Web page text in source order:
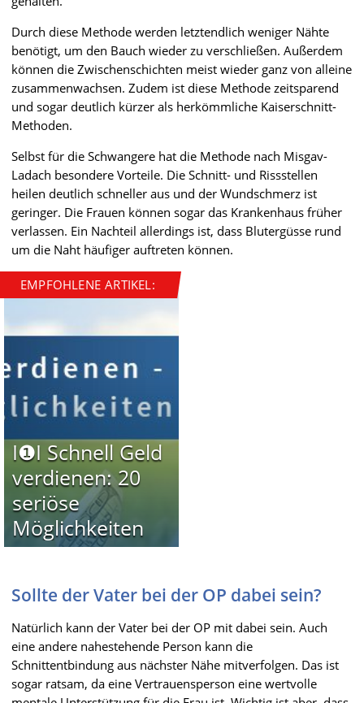
Durch diese Methode werden letztendlich weniger Nähte
benötigt, um den Bauch wieder zu verschließen. Außerdem
können die Zwischenschichten meist wieder ganz von alleine
zusammenwachsen. Zudem ist diese Methode zeitsparend
und sogar deutlich kürzer als herkömmliche Kaiserschnitt-
Methoden.
Selbst für die Schwangere hat die Methode nach Misgav-
Ladach besondere Vorteile. Die Schnitt- und Rissstellen
heilen deutlich schneller aus und der Wundschmerz ist
geringer. Die Frauen können sogar das Krankenhaus früher
verlassen. Ein Nachteil allerdings ist, dass Blutergüsse rund
um die Naht häufiger auftreten können.
EMPFOHLENE ARTIKEL:
I❶I Schnell Geld
verdienen: 20
seriöse
Möglichkeiten
Sollte der Vater bei der OP dabei sein?
Natürlich kann der Vater bei der OP mit dabei sein. Auch
eine andere nahestehende Person kann die
Schnittentbindung aus nächster Nähe mitverfolgen. Das ist
sogar ratsam, da eine Vertrauensperson eine wertvolle